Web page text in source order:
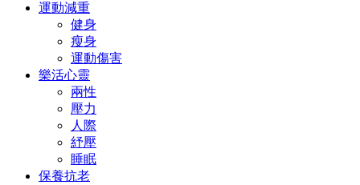
運動減重
健身
瘦身
運動傷害
樂活心靈
兩性
壓力
人際
紓壓
睡眠
保養抗老